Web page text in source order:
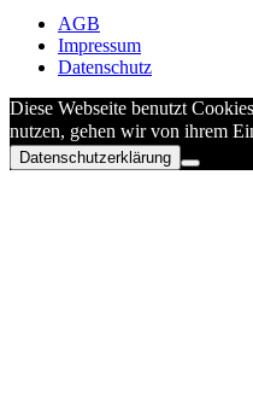
AGB
Impressum
Datenschutz
Diese Webseite benutzt
nutzen, gehen wir von ihrem
Datenschutzerklärung